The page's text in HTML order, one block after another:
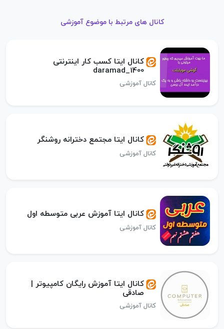
کانال های مرتبط با موضوع آموزشی
کانال ایتا کسب کار اینترنتی
daramad_1400
کانال آموزشی
کانال ایتا مجتمع دخترانه روشنگر
کانال آموزشی
کانال ایتا آموزش عربی متوسطه اول
کانال آموزشی
کانال ایتا آموزش رایگان کامپیوتر |
صادقی
کانال آموزشی